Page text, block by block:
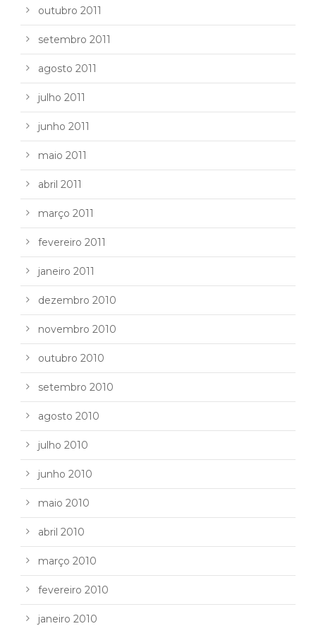
outubro 2011
setembro 2011
agosto 2011
julho 2011
junho 2011
maio 2011
abril 2011
março 2011
fevereiro 2011
janeiro 2011
dezembro 2010
novembro 2010
outubro 2010
setembro 2010
agosto 2010
julho 2010
junho 2010
maio 2010
abril 2010
março 2010
fevereiro 2010
janeiro 2010